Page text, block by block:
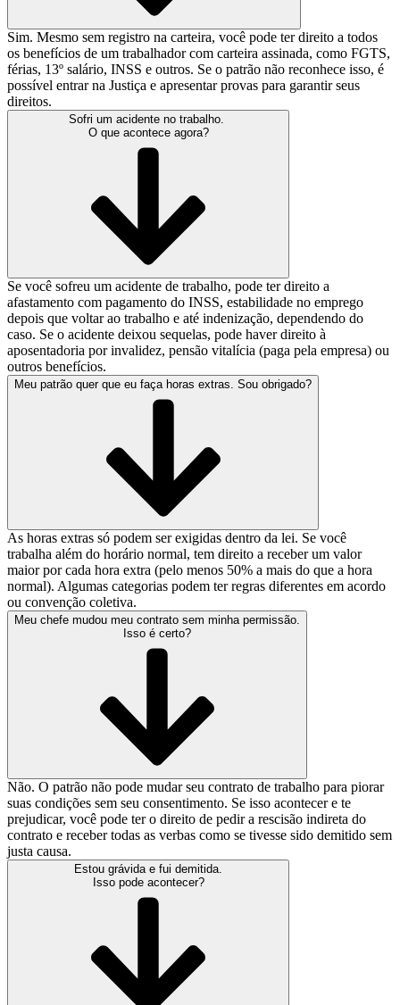
Sim. Mesmo sem registro na carteira, você pode ter direito a todos
os benefícios de um trabalhador com carteira assinada, como FGTS,
férias, 13º salário, INSS e outros. Se o patrão não reconhece isso, é
possível entrar na Justiça e apresentar provas para garantir seus
direitos.
Sofri um acidente no trabalho.
O que acontece agora?
Se você sofreu um acidente de trabalho, pode ter direito a
afastamento com pagamento do INSS, estabilidade no emprego
depois que voltar ao trabalho e até indenização, dependendo do
caso. Se o acidente deixou sequelas, pode haver direito à
aposentadoria por invalidez, pensão vitalícia (paga pela empresa) ou
outros benefícios.
Meu patrão quer que eu faça horas extras. Sou obrigado?
As horas extras só podem ser exigidas dentro da lei. Se você
trabalha além do horário normal, tem direito a receber um valor
maior por cada hora extra (pelo menos 50% a mais do que a hora
normal). Algumas categorias podem ter regras diferentes em acordo
ou convenção coletiva.
Meu chefe mudou meu contrato sem minha permissão.
Isso é certo?
Não. O patrão não pode mudar seu contrato de trabalho para piorar
suas condições sem seu consentimento. Se isso acontecer e te
prejudicar, você pode ter o direito de pedir a rescisão indireta do
contrato e receber todas as verbas como se tivesse sido demitido sem
justa causa.
Estou grávida e fui demitida.
Isso pode acontecer?